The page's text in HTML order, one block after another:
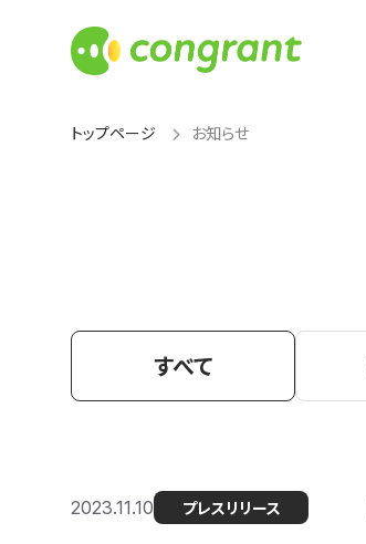
トップページ お知らせ
すべて
2023.11.10 プレスリリース